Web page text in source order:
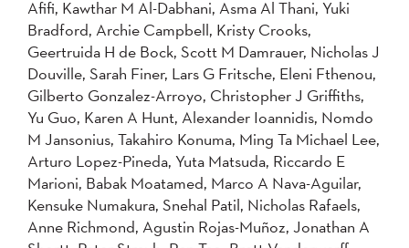
Afifi, Kawthar M Al-Dabhani, Asma Al Thani, Yuki
Bradford, Archie Campbell, Kristy Crooks,
Geertruida H de Bock, Scott M Damrauer, Nicholas J
Douville, Sarah Finer, Lars G Fritsche, Eleni Fthenou,
Gilberto Gonzalez-Arroyo, Christopher J Griffiths,
Yu Guo, Karen A Hunt, Alexander Ioannidis, Nomdo
M Jansonius, Takahiro Konuma, Ming Ta Michael Lee,
Arturo Lopez-Pineda, Yuta Matsuda, Riccardo E
Marioni, Babak Moatamed, Marco A Nava-Aguilar,
Kensuke Numakura, Snehal Patil, Nicholas Rafaels,
Anne Richmond, Agustin Rojas-Muñoz, Jonathan A